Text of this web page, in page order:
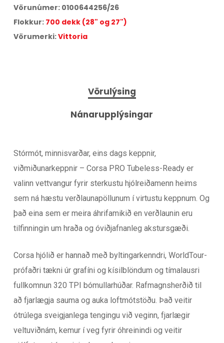
Miðað við6greiðslur á17,25% vöxtum.
95
Árleg hlutfallstala kostnaður:
42,75%.
Heildarkostnaður:25.353
Vörunúmer: 0100644256/26
Flokkur: 700 dekk (28" og 27")
Vörumerki:Vittoria
Vörulýsing
Nánarupplýsingar
Stórmót, minnisvarðar, eins dags keppnir,
viðmiðunarkeppnir – Corsa PRO Tubeless-Ready er
valinn vettvangur fyrir sterkustu hjólreiðamenn heims
sem ná hæstu verðlaunapöllunum í virtustu keppnum. Og
það eina sem er meira áhrifamikið en verðlaunin eru
tilfinningin um hraða og óviðjafnanleg akstursgæði.
Corsa hjólið er hannað með byltingarkenndri, WorldTour-
prófaðri tækni úr grafíni og kísilblöndum og tímalausri
fullkomnun 320 TPI bómullarhúðar. Rafmagnsherðið til
að fjarlægja sauma og auka loftmótstöðu. Það veitir
ótrúlega sveigjanlega tengingu við veginn, fjarlægir
veltuviðnám, kemur í veg fyrir óhreinindi og veitir